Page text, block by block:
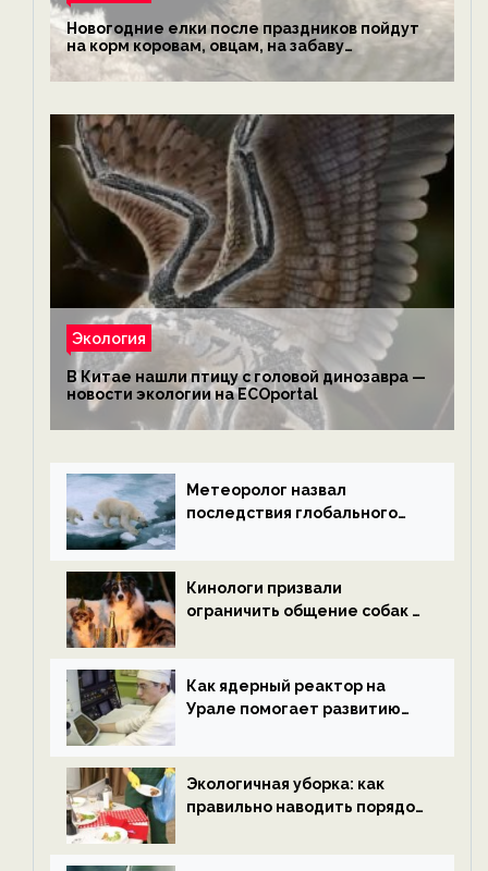
Новогодние елки после праздников пойдут
на корм коровам, овцам, на забаву
обезьянам, львам и леопардам — новости
экологии на ECOportal
Экология
В Китае нашли птицу с головой динозавра —
новости экологии на ECOportal
Метеоролог назвал
последствия глобального
ECOportal
Кинологи призвали
ограничить общение собак с
ECOportal
Как ядерный реактор на
Урале помогает развитию
ECOportal
Экологичная уборка: как
правильно наводить порядок